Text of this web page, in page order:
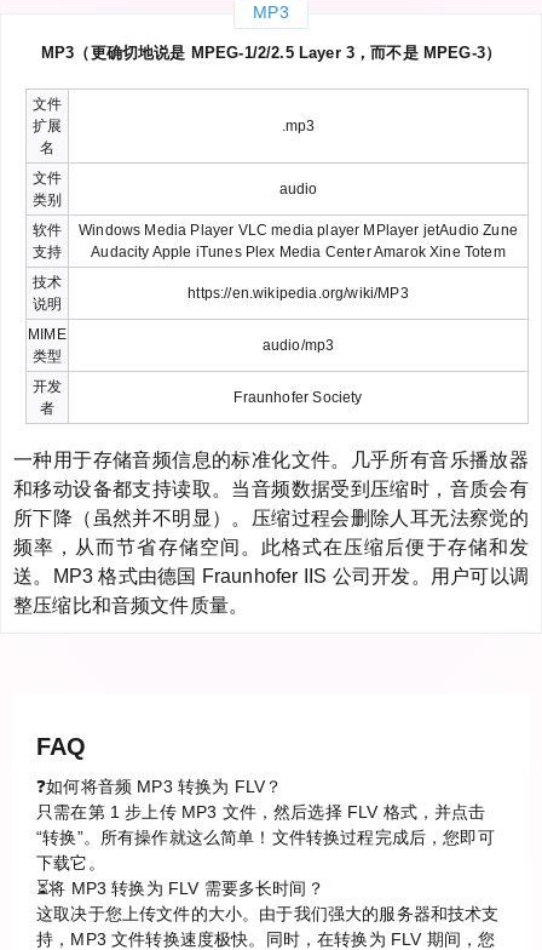
MP3
MP3（更确切地说是 MPEG-1/2/2.5 Layer 3，而不是 MPEG-3）
文件
扩展
名
.mp3
文件
类别
audio
软件
支持
Windows Media Player VLC media player MPlayer jetAudio Zune
Audacity Apple iTunes Plex Media Center Amarok Xine Totem
技术
说明
https://en.wikipedia.org/wiki/MP3
MIME
类型
audio/mp3
开发
者
Fraunhofer Society
一种用于存储音频信息的标准化文件。几乎所有音乐播放器
和移动设备都支持读取。当音频数据受到压缩时，音质会有
所下降（虽然并不明显）。压缩过程会删除人耳无法察觉的
频率，从而节省存储空间。此格式在压缩后便于存储和发
送。MP3 格式由德国 Fraunhofer IIS 公司开发。用户可以调
整压缩比和音频文件质量。
FAQ
❓如何将音频 MP3 转换为 FLV？
只需在第 1 步上传 MP3 文件，然后选择 FLV 格式，并点击
“转换”。所有操作就这么简单！文件转换过程完成后，您即可
下载它。
⏳将 MP3 转换为 FLV 需要多长时间？
这取决于您上传文件的大小。由于我们强大的服务器和技术支
持，MP3 文件转换速度极快。同时，在转换为 FLV 期间，您